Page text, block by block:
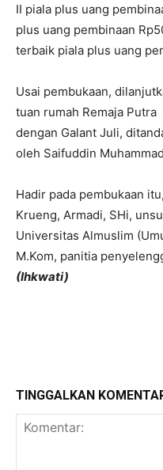
II piala plus uang
plus uang pembinaan
terbaik piala plus uang
Usai pembukaan,
tuan rumah Remaja
dengan Galant Juli,
oleh Saifuddin
Hadir pada pembukaan
Krueng, Armadi, SHi,
Universitas Almuslim
M.Kom, panitia
(Ihkwati)
TINGGALKAN